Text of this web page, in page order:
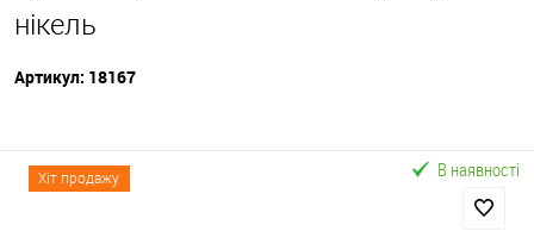
нікель
Артикул: 18167
Хіт продажу В наявності